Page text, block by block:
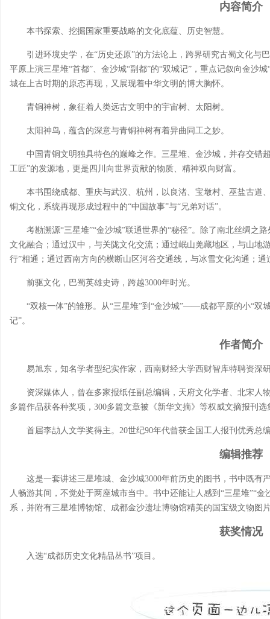
内容简介
本书探索、挖掘国家重要战略的文化底蕴、历史智慧。
引进环境史学，在“历史还原”的方法论上，跨界研究古蜀文化与
平原上演三星堆“首都”、金沙城“副都”的“双城记”，重点记叙向金沙
城在上古时期的原态再现，又展现着中华文明的博大胸怀。
青铜神树，象征着人类远古文明中的宇宙树、太阳树。
太阳神鸟，蕴含的深意与青铜神树有着异曲同工之妙。
中国青铜文明独具特色的巅峰之作。三星堆、金沙城，并存交错
工匠”的发源地，更是四川向世界贡献的物质、精神双向财富。
本书围绕成都、重庆与武汉、杭州，以良渚、宝墩村、巫盐古道
铜文化，系统再现形成过程中的“中国故事”与“兄弟对话”。
考勘溯源“三星堆”“金沙城”联通世界的“秘径”。除了南北丝绸之
文化融合；通过汉中，与关陇文化交流；通过岷山羌藏地区，与山地
行”相通；通过西南方向的横断山区河谷交通线，与冰雪文化沟通；
前驱文化，巴蜀英雄史诗，跨越3000年时光。
“双核一体”的雏形。从“三星堆”到“金沙城”——成都平原的小“
记”。
作者简介
易旭东， 知名学者型纪实作家，西南财经大学西财智库特聘资深
资深媒体人，曾在多家报纸任副总编辑，天府文化学者、北宋人
多篇作品获各种奖项，300多篇文章被《新华文摘》等权威文摘报刊
首届李劼人文学奖得主。20世纪90年代曾获全国工人报刊优秀总
编辑推荐
这是一套讲述三星堆城、金沙城3000年前历史的图书，书中既有
人畅游其间，不觉处于两座城市当中。书中还能让人感到“三星堆”“
系，并附有三星堆博物馆、成都金沙遗址博物馆精美的国宝级文物图
获奖情况
入选“成都历史文化精品丛书”项目。